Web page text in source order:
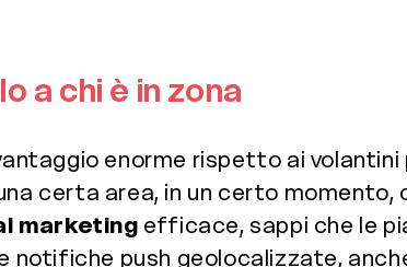
a chi è in zona
enorme rispetto ai
certa area, in un certo momento,
marketing efficace, sappi che le
notifiche push geolocalizzate,